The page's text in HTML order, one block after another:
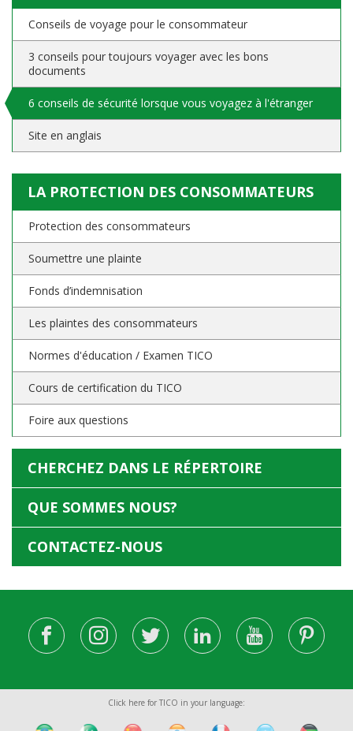
Conseils de voyage pour le consommateur
3 conseils pour toujours voyager avec les bons
documents
6 conseils de sécurité lorsque vous voyagez à l'étranger
Site en anglais
LA PROTECTION DES CONSOMMATEURS
Protection des consommateurs
Soumettre une plainte
Fonds d’indemnisation
Les plaintes des consommateurs
Normes d'éducation / Examen TICO
Cours de certification du TICO
Foire aux questions
CHERCHEZ DANS LE RÉPERTOIRE
QUE SOMMES NOUS?
CONTACTEZ-NOUS
Click here for TICO in your language: